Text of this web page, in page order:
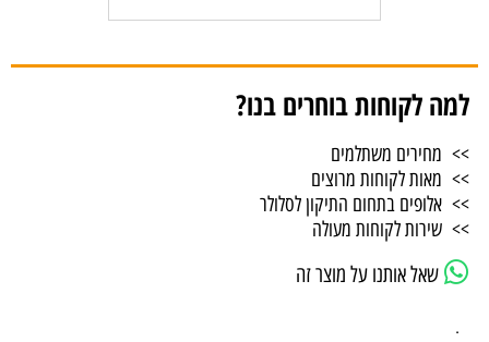
למה לקוחות בוחרים בנו?
>> מחירים משתלמים
>> מאות לקוחות מרוצים
>> אלופים בתחום התיקון לסלולר
>> שירות לקוחות מעולה
שאל אותנו על מוצר זה
.